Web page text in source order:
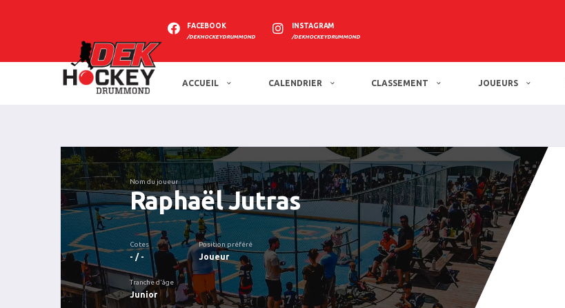
FACEBOOK
/DEKHOCKEYDRUMMOND
INSTAGRAM
/DEKHOCKEYDRUMMOND
ACCUEIL CALENDRIER CLASSEMENT JOUEURS
Nom du joueur
Raphaël Jutras
Cotes
- / -
Position préféré
Joueur
Tranche d'âge
Junior